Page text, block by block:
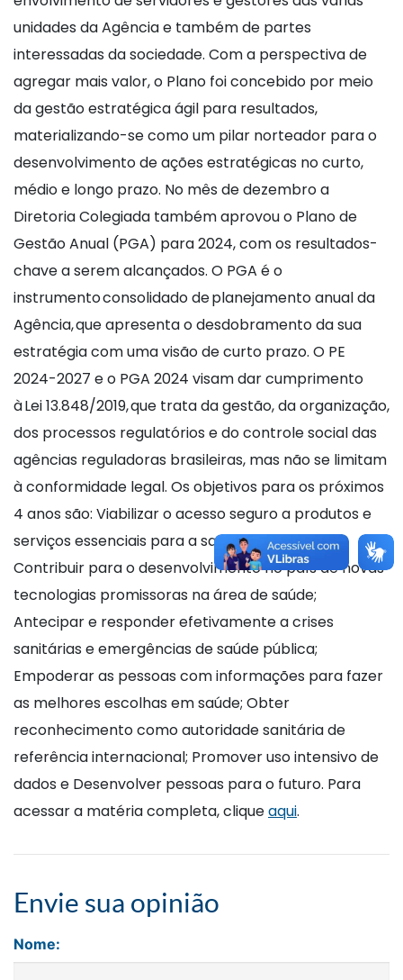
unidades da Agência e também de partes
interessadas da sociedade. Com a perspectiva de
agregar mais valor, o Plano foi concebido por meio
da gestão estratégica ágil para resultados,
materializando-se como um pilar norteador para o
desenvolvimento de ações estratégicas no curto,
médio e longo prazo. No mês de dezembro a
Diretoria Colegiada também aprovou o Plano de
Gestão Anual (PGA) para 2024, com os resultados-
chave a serem alcançados. O PGA é o
instrumento consolidado de planejamento anual da
Agência, que apresenta o desdobramento da sua
estratégia com uma visão de curto prazo. O PE
2024-2027 e o PGA 2024 visam dar cumprimento
à Lei 13.848/2019, que trata da gestão, da organização,
dos processos regulatórios e do controle social das
agências reguladoras brasileiras, mas não se limitam
à conformidade legal. Os objetivos para os próximos
4 anos são: Viabilizar o acesso seguro a produtos e
serviços essenciais para a saúde da população;
Contribuir para o desenvolvimento no país de novas
tecnologias promissoras na área de saúde;
Antecipar e responder efetivamente a crises
sanitárias e emergências de saúde pública;
Empoderar as pessoas com informações para fazer
as melhores escolhas em saúde; Obter
reconhecimento como autoridade sanitária de
referência internacional; Promover uso intensivo de
dados e Desenvolver pessoas para o futuro. Para
acessar a matéria completa, cliqueaqui.
Envie sua opinião
Nome: